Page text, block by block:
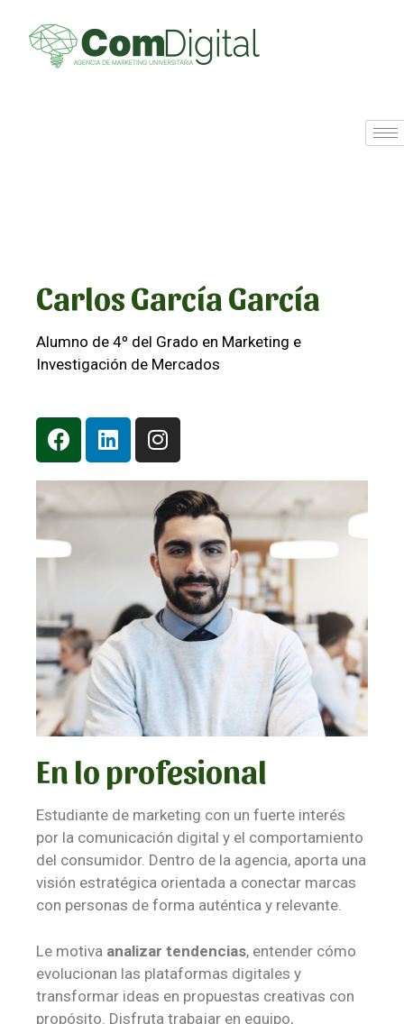
Carlos García García
Alumno de 4º del Grado en Marketing e
Investigación de Mercados
En lo profesional
Estudiante de marketing con un fuerte interés
por la comunicación digital y el comportamiento
del consumidor. Dentro de la agencia, aporta una
visión estratégica orientada a conectar marcas
con personas de forma auténtica y relevante.
Le motiva analizar tendencias, entender cómo
evolucionan las plataformas digitales y
transformar ideas en propuestas creativas con
propósito. Disfruta trabajar en equipo,